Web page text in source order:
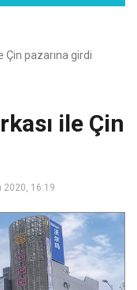
Çin pazarına girdi
ile Çin
2020, 16:19